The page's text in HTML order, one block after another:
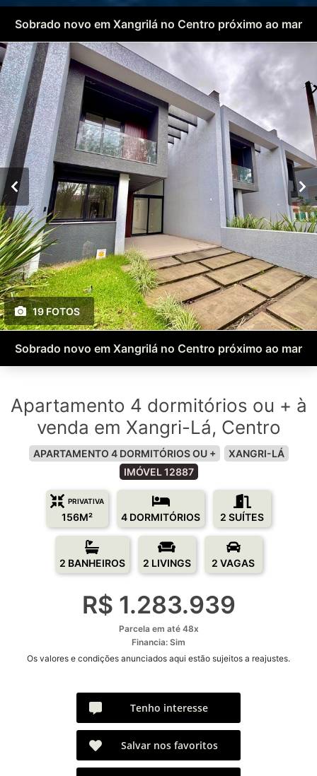
Sobrado novo em Xangrilá no Centro próximo ao mar
19 FOTOS
Sobrado novo em Xangrilá no Centro próximo ao mar
Apartamento 4 dormitórios ou + à
venda em Xangri-Lá, Centro
APARTAMENTO 4 DORMITÓRIOS OU +
XANGRI-LÁ
IMÓVEL 12887
PRIVATIVA
156M² 4 DORMITÓRIOS 2 SUÍTES
2 BANHEIROS 2 LIVINGS 2 VAGAS
R$ 1.283.939
Parcela em até 48x
Financia: Sim
Os valores e condições anunciados aqui estão sujeitos a reajustes.
Tenho interesse
Salvar nos favoritos